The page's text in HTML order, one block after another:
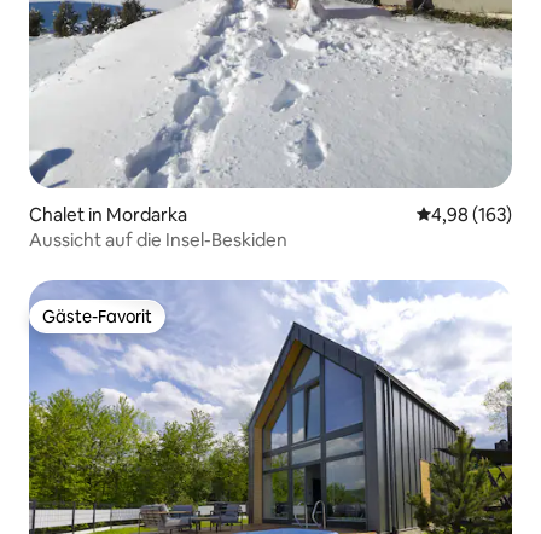
Chalet in Mordarka
4,98 (163)
Aussicht auf die Insel-Beskiden
Gäste-Favorit
Gäste-Favorit